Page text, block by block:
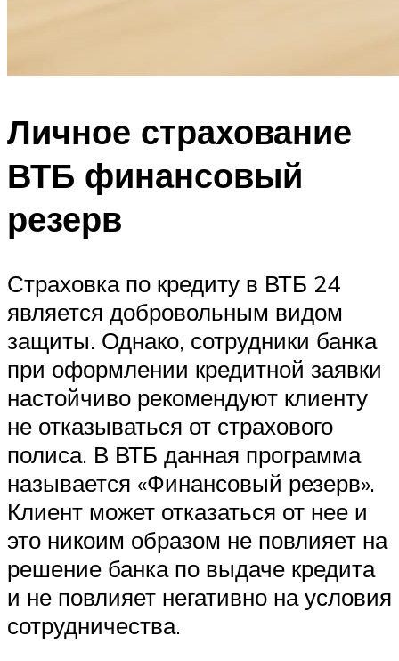
Личное страхование
ВТБ финансовый
резерв
Страховка по кредиту в ВТБ 24
является добровольным видом
защиты. Однако, сотрудники банка
при оформлении кредитной заявки
настойчиво рекомендуют клиенту
не отказываться от страхового
полиса. В ВТБ данная программа
называется «Финансовый резерв».
Клиент может отказаться от нее и
это никоим образом не повлияет на
решение банка по выдаче кредита
и не повлияет негативно на условия
сотрудничества.